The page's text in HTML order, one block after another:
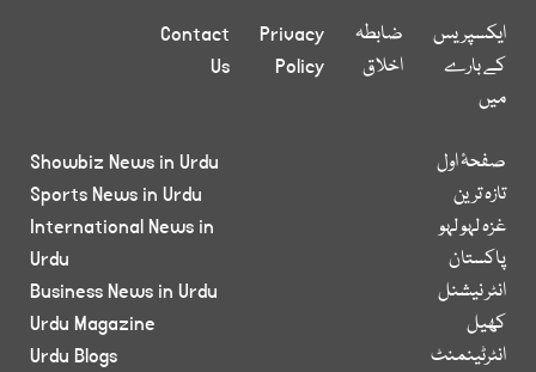
ایکسپریس
کے بارے
میں
ضابطہ
اخلاق
Privacy
Policy
Contact
Us
صفحۂ اول
تازہ ترین
غزہ لہو لہو
پاکستان
انٹر نیشنل
کھیل
انٹرٹینمنٹ
Showbiz News in Urdu
Sports News in Urdu
International News in
Urdu
Business News in Urdu
Urdu Magazine
Urdu Blogs